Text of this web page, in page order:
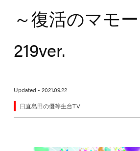
～復活のマモ
219ver.
Updated - 2021.09.22
日直島田の優等生台TV